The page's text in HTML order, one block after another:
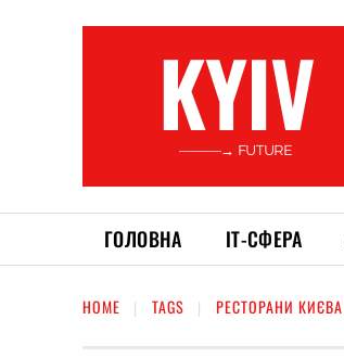
KYIV
———→ FUTURE
ГОЛОВНА ІТ-СФЕРА
HOME TAGS РЕСТОРАНИ КИЄВА